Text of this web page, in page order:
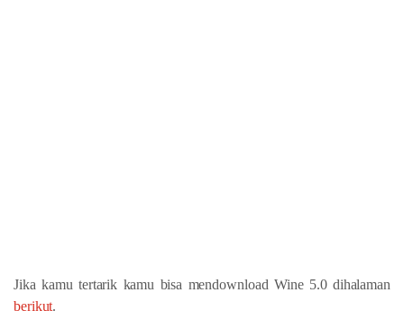
Jika kamu tertarik kamu bisa mendownload Wine 5.0 dihalaman
berikut.